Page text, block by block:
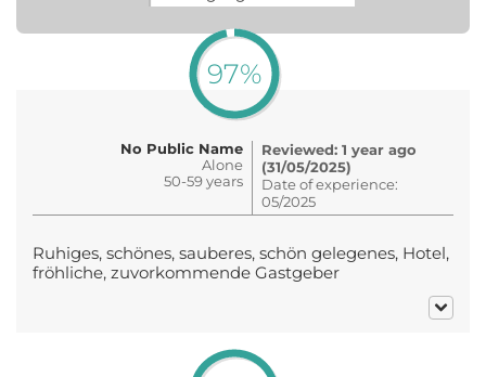
97%
No Public Name
Alone
50-59 years
Reviewed: 1 year ago
(31/05/2025)
Date of experience:
05/2025
Ruhiges, schönes, sauberes, schön gelegenes, Hotel,
fröhliche, zuvorkommende Gastgeber